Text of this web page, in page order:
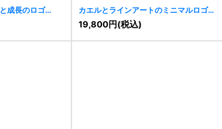
成長のロゴ
カエルとラインアートのミニマルロゴ
[10811]
19,800円(税込)